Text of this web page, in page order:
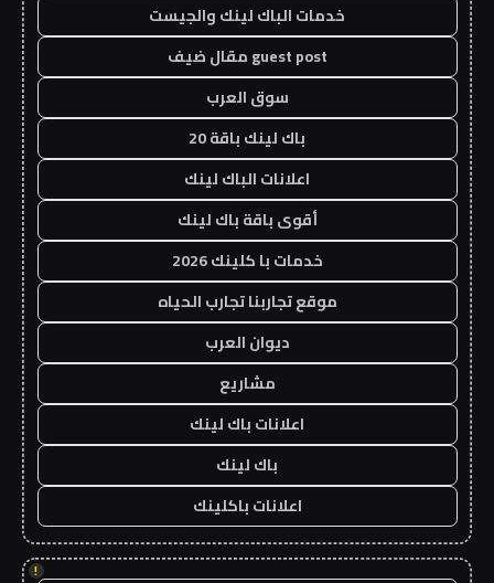
خدمات الباك لينك والجيست
guest post مقال ضيف
سوق العرب
باك لينك باقة 20
اعلانات الباك لينك
أقوى باقة باك لينك
خدمات با كلينك 2026
موقع تجاربنا تجارب الحياه
ديوان العرب
مشاريع
اعلانات باك لينك
باك لينك
اعلانات باكلينك
!